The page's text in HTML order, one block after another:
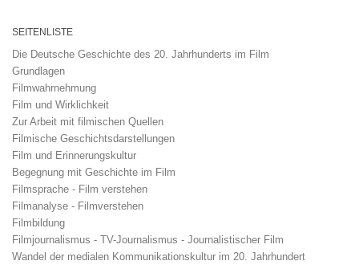
SEITENLISTE
Die Deutsche Geschichte des 20. Jahrhunderts im Film
Grundlagen
Filmwahrnehmung
Film und Wirklichkeit
Zur Arbeit mit filmischen Quellen
Filmische Geschichtsdarstellungen
Film und Erinnerungskultur
Begegnung mit Geschichte im Film
Filmsprache - Film verstehen
Filmanalyse - Filmverstehen
Filmbildung
Filmjournalismus - TV-Journalismus - Journalistischer Film
Wandel der medialen Kommunikationskultur im 20. Jahrhundert